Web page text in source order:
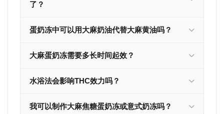
了？
蛋奶冻中可以用大麻奶油代替大麻黄油吗？
大麻蛋奶冻需要多长时间起效？
水浴法会影响THC效力吗？
我可以制作大麻焦糖蛋奶冻或意式奶冻吗？